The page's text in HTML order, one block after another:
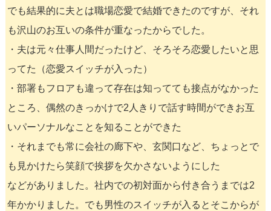
でも結果的に夫とは職場恋愛で結婚できたのですが、それ
も沢山のお互いの条件が重なったからでした。
・夫は元々仕事人間だったけど、そろそろ恋愛したいと思
ってた（恋愛スイッチが入った）
・部署もフロアも違って存在は知ってても接点がなかった
ところ、偶然のきっかけで2人きりで話す時間ができお互
いパーソナルなことを知ることができた
・それまでも常に会社の廊下や、玄関口など、ちょっとで
も見かけたら笑顔で挨拶を欠かさないようにした
などがありました。社内での初対面から付き合うまでは2
年かかりました。でも男性のスイッチが入るとそこからが